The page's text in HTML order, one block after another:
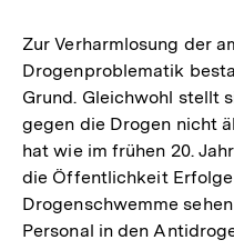
der
Fußnote
Zur Verharmlosung der
Drogenproblematik
Grund. Gleichwohl stellt
gegen die Drogen nicht
hat wie im frühen 20.
die Öffentlichkeit
Drogenschwemme
Personal in den